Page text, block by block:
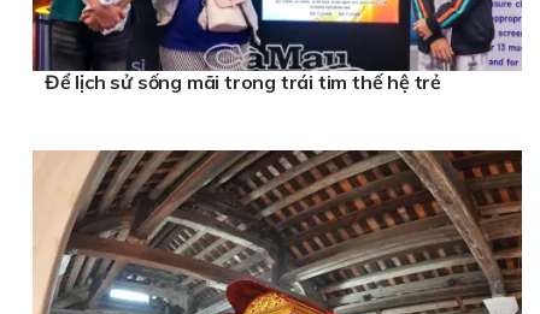
Để lịch sử sống mãi trong trái tim thế hệ trẻ